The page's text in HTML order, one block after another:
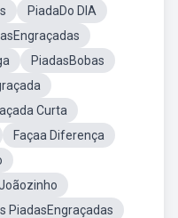
PiadaDo DIA
PiadasBobas
Curta
Façaa Diferença
PiadasEngraçadas